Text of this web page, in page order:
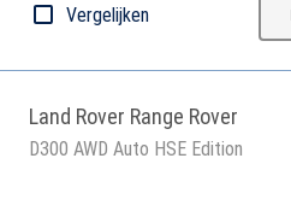
Vergelijken
Land Rover Range Rover
D300 AWD Auto HSE Edition